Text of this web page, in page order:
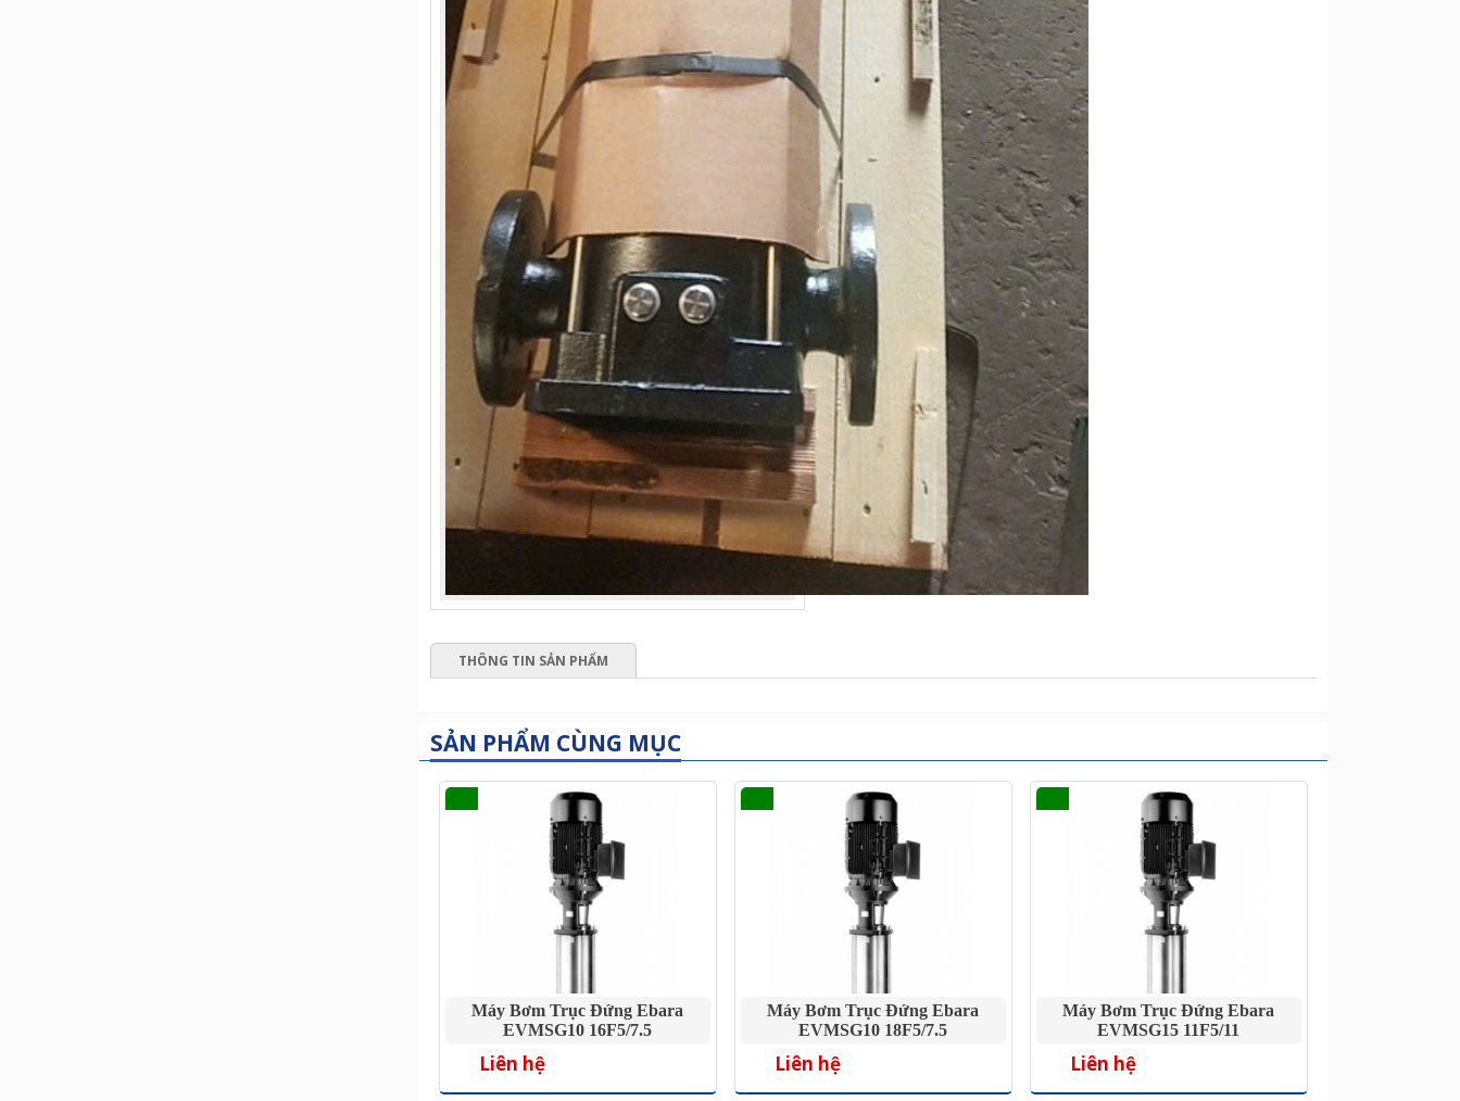
THÔNG TIN SẢN PHẨM
SẢN PHẨM CÙNG MỤC
Máy Bơm Trục Đứng Ebara
EVMSG10 16F5/7.5
Liên hệ
Máy Bơm Trục Đứng Ebara
EVMSG10 18F5/7.5
Liên hệ
Máy Bơm Trục Đứng Ebara
EVMSG15 11F5/11
Liên hệ